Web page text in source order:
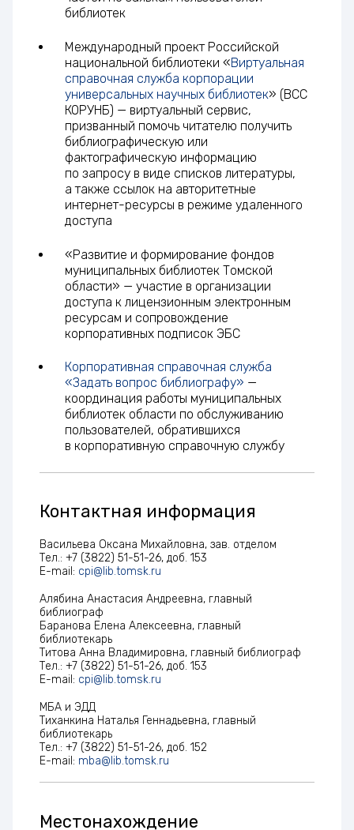
библиотек
Международный проект Российской
национальной библиотеки «Виртуальная
справочная служба корпорации
универсальных научных библиотек» (ВСС
КОРУНБ) — виртуальный сервис,
призванный помочь читателю получить
библиографическую или
фактографическую информацию
по запросу в виде списков литературы,
а также ссылок на авторитетные
интернет-ресурсы в режиме удаленного
доступа
«Развитие и формирование фондов
муниципальных библиотек Томской
области» — участие в организации
доступа к лицензионным электронным
ресурсам и сопровождение
корпоративных подписок ЭБС
Корпоративная справочная служба
«Задать вопрос библиографу» —
координация работы муниципальных
библиотек области по обслуживанию
пользователей, обратившихся
в корпоративную справочную службу
Контактная информация
Васильева Оксана Михайловна, зав. отделом
Тел.: +7 (3822) 51-51-26, доб. 153
E-mail: cpi@lib.tomsk.ru
Алябина Анастасия Андреевна, главный
библиограф
Баранова Елена Алексеевна, главный
библиотекарь
Титова Анна Владимировна, главный библиограф
Тел.: +7 (3822) 51-51-26, доб. 153
E-mail: cpi@lib.tomsk.ru
МБА и ЭДД
Тиханкина Наталья Геннадьевна, главный
библиотекарь
Тел.: +7 (3822) 51-51-26, доб. 152
E-mail: mba@lib.tomsk.ru
Местонахождение